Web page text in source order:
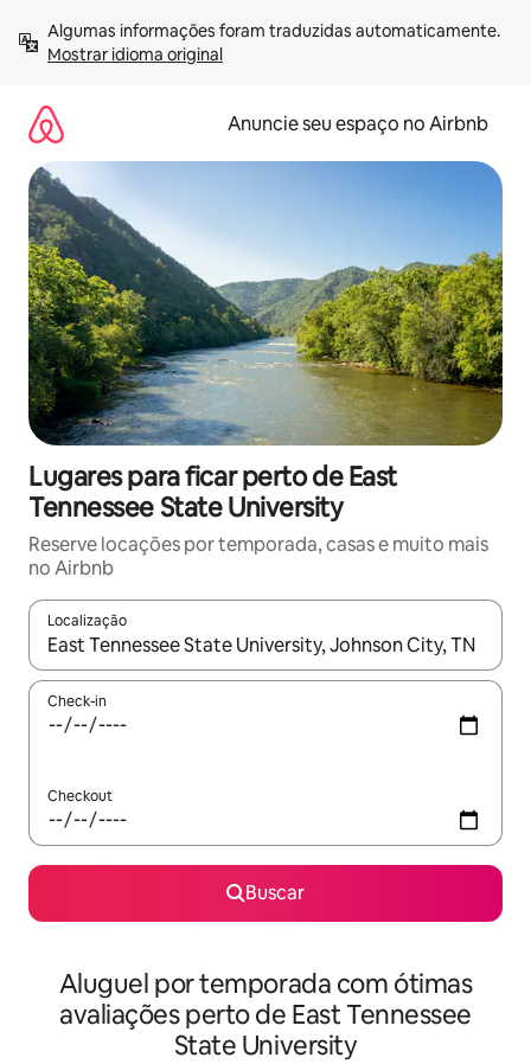
para
Mostrar idioma original
Anuncie seu espaço no Airbnb
Lugares para ficar perto de East
Tennessee State University
Reserve locações por temporada, casas e muito mais
no Airbnb
Localização
Quando os resultados estiverem disponíveis, explore-os
Check-in
Checkout
Buscar
Aluguel por temporada com ótimas
avaliações perto de East Tennessee
State University